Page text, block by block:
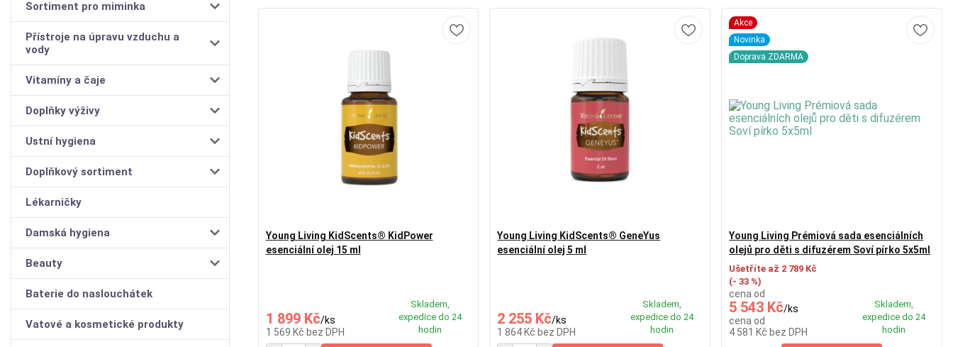
Sortiment pro miminka
Přístroje na úpravu vzduchu a
vody
Vitamíny a čaje
Doplňky výživy
Ustní hygiena
Doplňkový sortiment
Lékarničky
Damská hygiena
Beauty
Baterie do naslouchátek
Vatové a kosmetické produkty
Young Living KidScents® KidPower
esenciální olej 15 ml
1 899 Kč/ks
1 569 Kč bez DPH
Skladem,
expedice do 24
hodin
Young Living KidScents® GeneYus
esenciální olej 5 ml
2 255 Kč/ks
1 864 Kčbez DPH
Skladem,
expedice do 24
hodin
Akce
Novinka
Doprava ZDARMA
Young Living Prémiová sada esenciálních
olejů pro děti s difuzérem Soví pírko 5x5ml
Ušetříte až 2 789 Kč
(- 33 %)
cena od
5 543 Kč/ks
cena od
4 581 Kčbez DPH
Skladem,
expedice do 24
hodin